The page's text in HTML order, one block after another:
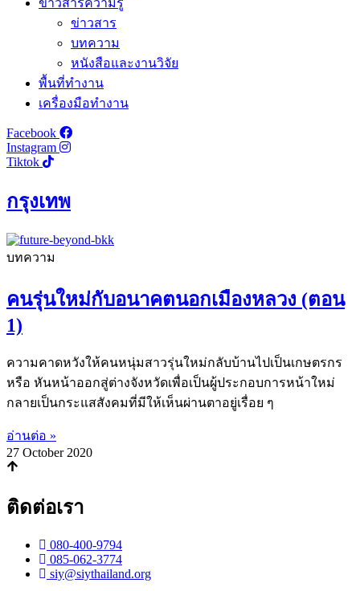
ข่าวสารความรู้
ข่าวสาร
บทความ
หนังสือและงานวิจัย
พื้นที่ทำงาน
เครื่องมือทำงาน
Facebook
Instagram
Tiktok
กรุงเทพ
บทความ
คนรุ่นใหม่กับอนาคตนอกเมืองหลวง (ตอน
1)
ความคาดหวังให้คนหนุ่มสาวรุ่นใหม่กลับบ้านไปเป็นเกษตรกร
หรือ หันหน้าออกสู่ต่างจังหวัดเพื่อเป็นผู้ประกอบการหน้าใหม่
กลายเป็นกระแสสังคมที่มีให้เห็นผ่านตาอยู่เรื่อย ๆ
อ่านต่อ »
27 October 2020
ติดต่อเรา
080-400-9794
085-062-3774
siy@siythailand.org